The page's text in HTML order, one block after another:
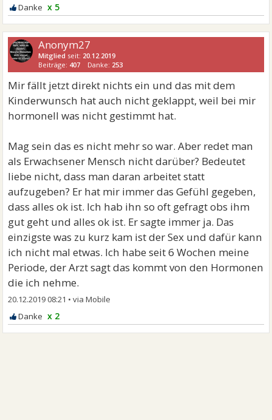
x 5
Anonym27
Mitglied seit: 20.12.2019
Beiträge: 407 Danke: 253
Mir fällt jetzt direkt nichts ein und das mit dem
Kinderwunsch hat auch nicht geklappt, weil bei mir
hormonell was nicht gestimmt hat.
Mag sein das es nicht mehr so war. Aber redet man
als Erwachsener Mensch nicht darüber? Bedeutet
liebe nicht, dass man daran arbeitet statt
aufzugeben? Er hat mir immer das Gefühl gegeben,
dass alles ok ist. Ich hab ihn so oft gefragt obs ihm
gut geht und alles ok ist. Er sagte immer ja. Das
einzigste was zu kurz kam ist der Sex und dafür kann
ich nicht mal etwas. Ich habe seit 6 Wochen meine
Periode, der Arzt sagt das kommt von den Hormonen
die ich nehme.
20.12.2019 08:21 •
x 2